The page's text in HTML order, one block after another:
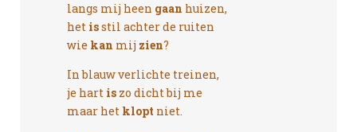
langs mij heen gaan huizen,
hetisstil achter de ruiten
wie kan mij zien?
In blauw verlichte treinen,
je hartis zo dicht bij me
maar hetklopt niet.